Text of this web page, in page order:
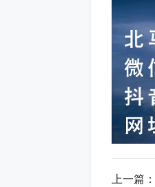
上一篇：